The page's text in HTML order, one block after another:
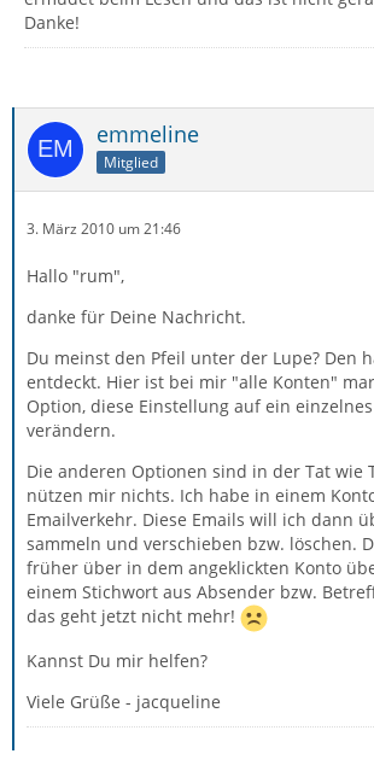
Danke!
emmeline
Mitglied
3. März 2010 um 21:46
Hallo "rum",
danke für Deine Nachricht.
Du meinst den Pfeil unter der Lupe? Den
entdeckt. Hier ist bei mir "alle Konten"
Option, diese Einstellung auf ein
verändern.
Die anderen Optionen sind in der Tat wie
nützen mir nichts. Ich habe in einem
Emailverkehr. Diese Emails will ich dann
sammeln und verschieben bzw. löschen.
früher über in dem angeklickten Konto
einem Stichwort aus Absender bzw.
das geht jetzt nicht mehr!
Kannst Du mir helfen?
Viele Grüße - jacqueline